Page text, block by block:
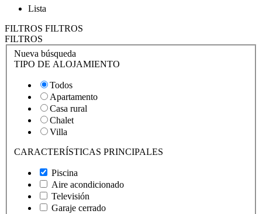
Lista
FILTROS FILTROS
FILTROS
Nueva búsqueda
TIPO DE ALOJAMIENTO
Todos
Apartamento
Casa rural
Chalet
Villa
CARACTERÍSTICAS PRINCIPALES
Piscina
Aire acondicionado
Televisión
Garaje cerrado